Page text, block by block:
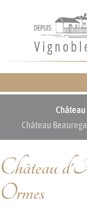
Château
Château
Château
Ormes